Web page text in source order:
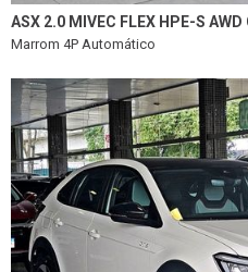
ASX 2.0 MIVEC FLEX HPE-S AWD
Marrom 4P Automático